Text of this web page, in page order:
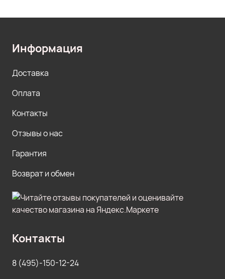
Информация
Доставка
Оплата
Контакты
Отзывы о нас
Гарантия
Возврат и обмен
Контакты
8 (495)-150-12-24